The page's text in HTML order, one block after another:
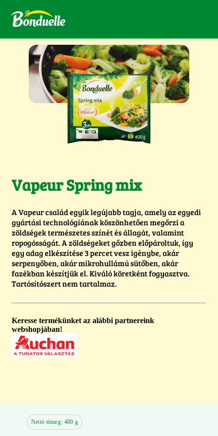
Vapeur Spring mix
A Vapeur család egyik legújabb tagja, amely az egyedi
gyártási technológiának köszönhetően megőrzi a
zöldségek természetes színét és állagát, valamint
ropogósságát. A zöldségeket gőzben előpároltuk, így
egy adag elkészítése 3 percet vesz igénybe, akár
serpenyőben, akár mikrohullámú sütőben, akár
fazékban készítjük el. Kiváló köretként fogyasztva.
Tartósítószert nem tartalmaz.
Keresse termékünket az alábbi partnereink
webshopjában!
Nettó tömeg: 400 g